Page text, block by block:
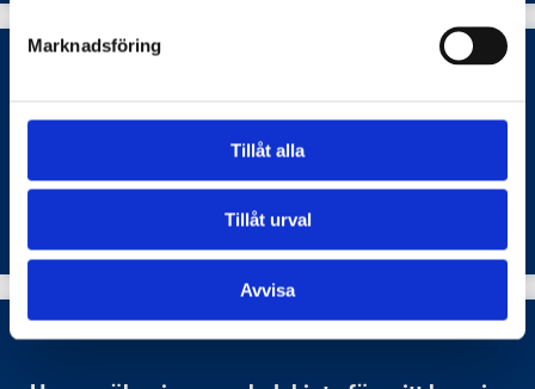
Marknadsföring
Tillåt alla
Tillåt urval
Avvisa
Hur anmäler jag mitt barn till grundskolan i
Torsås kommun och hur fungerar skolvalet?
Barn- och ungdomsutbildning